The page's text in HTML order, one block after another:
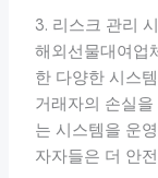
3. 리스크 관리
해외선물대여업
한 다양한 시스
거래자의 손실
는 시스템을 운
자자들은 더 안